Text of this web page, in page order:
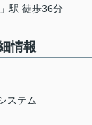
」駅 徒歩36分
情報
ステム